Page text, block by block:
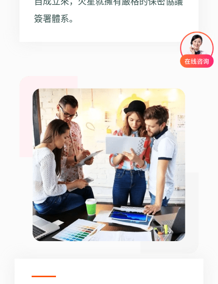
簽署體系。